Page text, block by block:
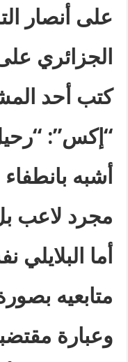
على أنصار
الجزائري
كتب أحد
“إكس”: “
أشبه
مجرد لاعب
أما
متابعيه
وعبارة